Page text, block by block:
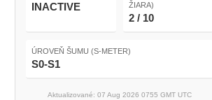
INACTIVE
ŽIARA)
2 / 10
ÚROVEŇ ŠUMU (S-METER)
S0-S1
Aktualizované: 07 Aug 2026 0755 GMT UTC